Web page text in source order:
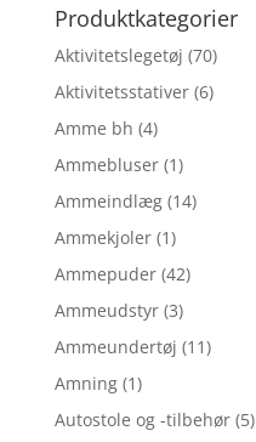
Produktkategorier
Aktivitetslegetøj (70)
Aktivitetsstativer (6)
Amme bh (4)
Ammebluser (1)
Ammeindlæg (14)
Ammekjoler (1)
Ammepuder (42)
Ammeudstyr (3)
Ammeundertøj (11)
Amning (1)
Autostole og -tilbehør (5)